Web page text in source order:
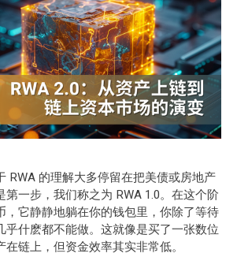
RWA 的理解大多停留在把美债或房地产
一步，我们称之为 RWA 1.0。在这个阶
，它静静地躺在你的钱包里，你除了等待
乎什麽都不能做。这就像是买了一张数位
链上，但资金效率其实非常低。